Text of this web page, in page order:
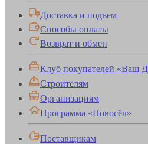
Доставка и подъем
Способы оплаты
Возврат и обмен
Клуб покупателей «Ваш
Строителям
Организациям
Программа «Новосёл»
Поставщикам